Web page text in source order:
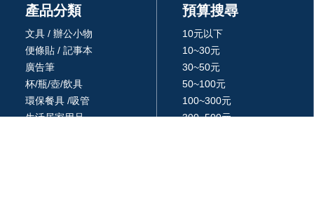
產品分類
文具 / 辦公小物
便條貼 / 記事本
廣告筆
杯/瓶/壺/飲具
環保餐具 /吸管
生活居家用品
預算搜尋
10元以下
10~30元
30~50元
50~100元
100~300元
300~500元